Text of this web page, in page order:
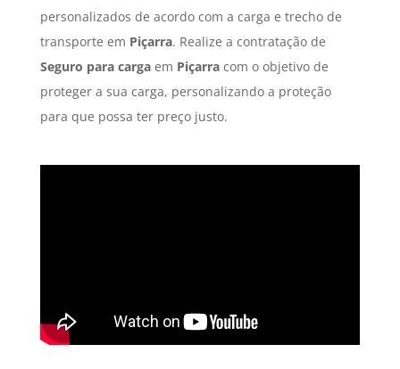
personalizados de acordo com a carga e trecho de
transporte em Piçarra. Realize a contratação de
Seguro para cargaem Piçarracom o objetivo de
proteger a sua carga, personalizando a proteção
para que possa ter preço justo.